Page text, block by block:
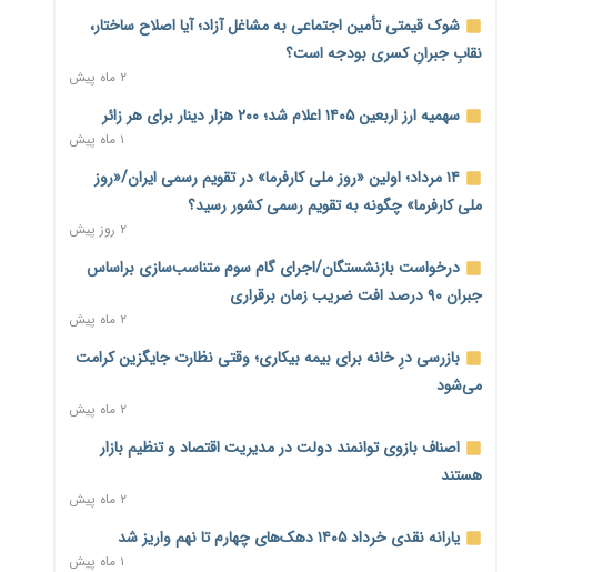
بنگاه‌داری بانک‌ها؛ مانع بزرگ خانه‌دار شدن مستأجران
نماینده مجلس: توسعه مرزهای زمینی به راهبرد تأمین کالاهای
اساسی تبدیل شود
۱ روز پیش
خانه کارگر قزوین: شکاف دستمزد و هزینه معیشت هر روز عمیق‌تر
می‌شود
۱ روز پیش
رئیس سازمان امور مالیاتی: بلاگرهای پردرآمد مشمول پرداخت
مالیات هستند
۱ روز پیش
پیش‌بینی افزایش تولید برنج؛ نیاز وارداتی کشور به ۵۰۰ هزار تن
کاهش می‌یابد
۱ روز پیش
میلیارد دلاری
۱ روز پیش
اختیارات جدید گمرکات برای تمدید ورود موقت کالا و خودرو تا
شوک قیمتی تأمین اجتماعی به مشاغل آزاد؛ آیا اصلاح ساختار،
نقابِ جبرانِ کسری بودجه است؟
۲ ماه پیش
سهمیه ارز اربعین ۱۴۰۵ اعلام شد؛ ۲۰۰ هزار دینار برای هر زائر
۱ ماه پیش
۱۴ مرداد؛ اولین «روز ملی کارفرما» در تقویم رسمی ایران/«روز
ملی کارفرما» چگونه به تقویم رسمی کشور رسید؟
۲ روز پیش
درخواست بازنشستگان/اجرای گام سوم متناسب‌سازی براساس
جبران ۹۰ درصد افت ضریب زمان برقراری
۲ ماه پیش
بازرسی درِ خانه برای بیمه بیکاری؛ وقتی نظارت جایگزین کرامت
می‌شود
۲ ماه پیش
اصناف بازوی توانمند دولت در مدیریت اقتصاد و تنظیم بازار
هستند
۲ ماه پیش
یارانه نقدی خرداد ۱۴۰۵ دهک‌های چهارم تا نهم واریز شد
۱ ماه پیش